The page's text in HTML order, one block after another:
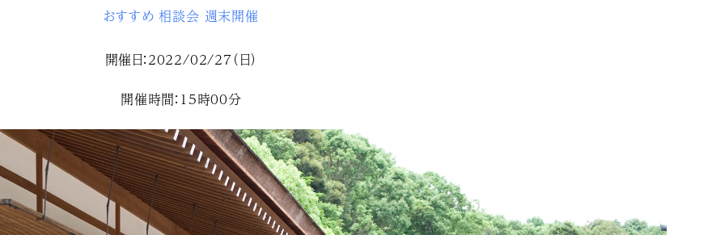
おすすめ 相談会 週末開催
開催日：2022/02/27（日）
開催時間：15時00分